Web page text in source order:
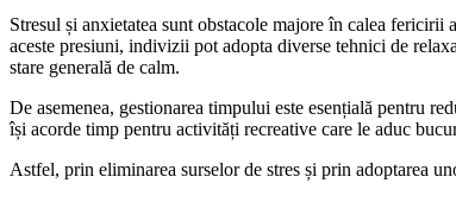
Stresul și anxietatea sunt obstacole majore în calea fericirii
aceste presiuni, indivizii pot adopta diverse tehnici de
stare generală de calm.
De asemenea, gestionarea timpului este esențială pentru
își acorde timp pentru activități recreative care le aduc
Astfel, prin eliminarea surselor de stres și prin adoptarea